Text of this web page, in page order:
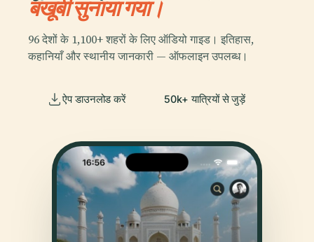
बखूबी सुनाया गया।
96 देशों के 1,100+ शहरों के लिए ऑडियो गाइड। इतिहास,
कहानियाँ और स्थानीय जानकारी — ऑफलाइन उपलब्ध।
ऐप डाउनलोड करें 50k+ यात्रियों से जुड़ें